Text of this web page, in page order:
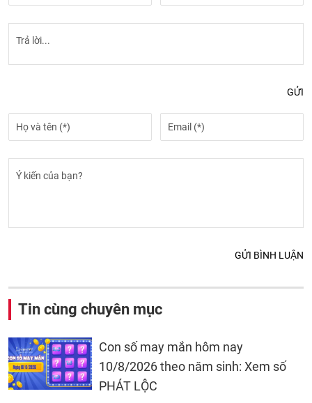
GỬI
GỬI BÌNH LUẬN
Tin cùng chuyên mục
Con số may mắn hôm nay
10/8/2026 theo năm sinh: Xem số
PHÁT LỘC